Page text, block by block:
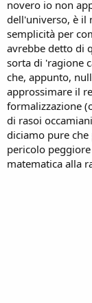
novero io non
dell'universo, è il
semplicità per
avrebbe detto di
sorta di 'ragione
che, appunto,
approssimare il
formalizzazione
di rasoi
diciamo pure
pericolo
matematica alla